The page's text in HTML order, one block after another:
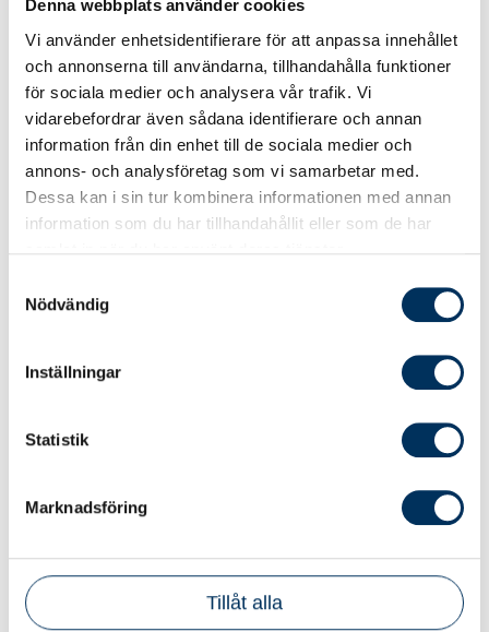
Denna webbplats använder cookies
Vi använder enhetsidentifierare för att anpassa innehållet
och annonserna till användarna, tillhandahålla funktioner
för sociala medier och analysera vår trafik. Vi
vidarebefordrar även sådana identifierare och annan
information från din enhet till de sociala medier och
annons- och analysföretag som vi samarbetar med.
Dessa kan i sin tur kombinera informationen med annan
information som du har tillhandahållit eller som de har
Nödvändig
Inställningar
Statistik
Marknadsföring
Tillåt alla
Jämfört med att placera direkt i aktier
och fonder
Skatteregler
Kapitalförsäkring i kombination med
pensionsåtagande
Jämförelse K2 och K3
Redovisningsmässig hantering
Effektiv kurstid och tillgänglighet
Cirka 1 timme beroende på din egen studietakt.
bokningsdagen. Du kan välja att genomföra
kursen i flera steg – och när det passar dig,
under den här tiden.
Srf Auktoriserade
Redovisningskonsulter®